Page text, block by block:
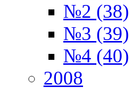
№2 (38)
№3 (39)
№4 (40)
2008